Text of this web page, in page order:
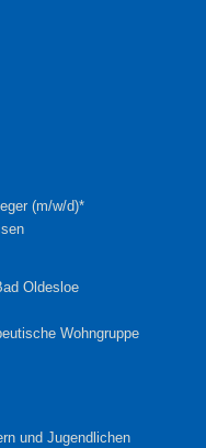
(m/w/d)*
Oldesloe
Wohngruppe
und Jugendlichen